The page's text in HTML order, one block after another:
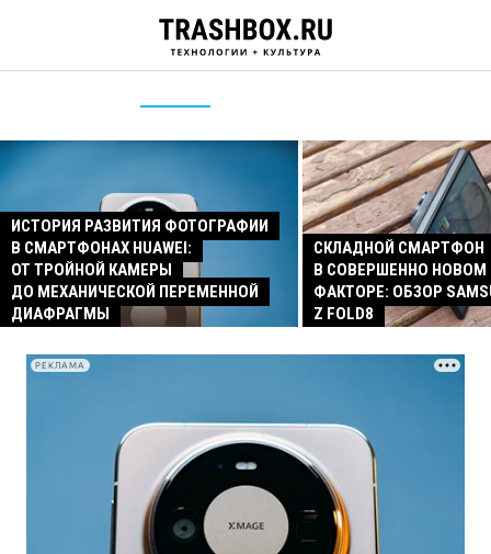
ИСТОРИЯ РАЗВИТИЯ ФОТОГРАФИИ
В СМАРТФОНАХ HUAWEI:
ОТ ТРОЙНОЙ КАМЕРЫ
ДО МЕХАНИЧЕСКОЙ ПЕРЕМЕННОЙ
ДИАФРАГМЫ
СКЛАДНОЙ СМАРТФОН
В СОВЕРШЕННО
ФАКТОРЕ: ОБЗОР
Z FOLD8
РЕКЛАМА